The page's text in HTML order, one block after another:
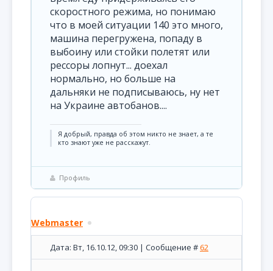
скоростного режима, но понимаю
что в моей ситуации 140 это много,
машина перегружена, попаду в
выбоину или стойки полетят или
рессоры лопнут... доехал
нормально, но больше на
дальняки не подписываюсь, ну нет
на Украине автобанов....
Я добрый, правда об этом никто не знает, а те
кто знают уже не расскажут.
Профиль
Webmaster
Дата: Вт, 16.10.12, 09:30 | Сообщение #62